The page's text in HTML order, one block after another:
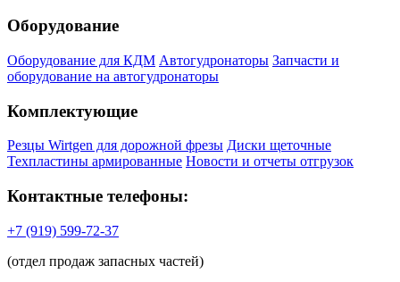
Оборудование
Оборудование для КДМ Автогудронаторы Запчасти и
оборудование на автогудронаторы
Комплектующие
Резцы Wirtgen для дорожной фрезы Диски щеточные
Техпластины армированные Новости и отчеты отгрузок
Контактные телефоны:
+7 (919) 599-72-37
(отдел продаж запасных частей)